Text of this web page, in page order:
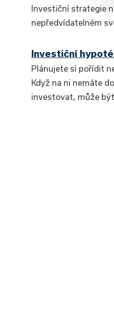
Investiční strategie
nepředvídatelném
Investiční
Plánujete si pořídit
Když na ni nemáte
investovat, může